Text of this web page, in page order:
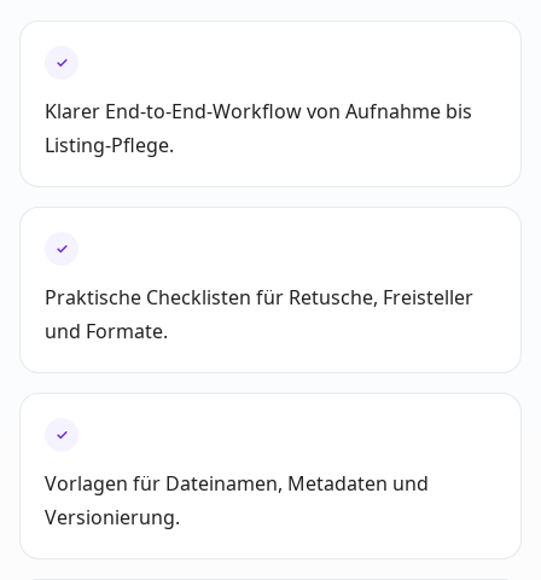
✓
Klarer End-to-End-Workflow von Aufnahme bis
Listing-Pflege.
✓
Praktische Checklisten für Retusche, Freisteller
und Formate.
✓
Vorlagen für Dateinamen, Metadaten und
Versionierung.